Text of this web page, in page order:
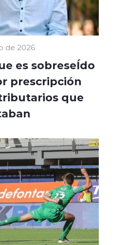
de 2026
es sobreseÍdo
prescripción
que